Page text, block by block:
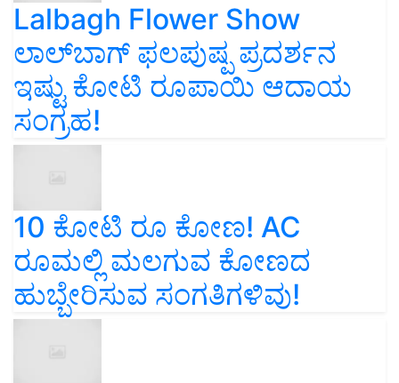
Lalbagh Flower Show
ಲಾಲ್‌ಬಾಗ್ ಫಲಪುಷ್ಪ ಪ್ರದರ್ಶನ
ಇಷ್ಟು ಕೋಟಿ ರೂಪಾಯಿ ಆದಾಯ
ಸಂಗ್ರಹ!
10 ಕೋಟಿ ರೂ ಕೋಣ! AC
ರೂಮಲ್ಲಿ ಮಲಗುವ ಕೋಣದ
ಹುಬ್ಬೇರಿಸುವ ಸಂಗತಿಗಳಿವು!